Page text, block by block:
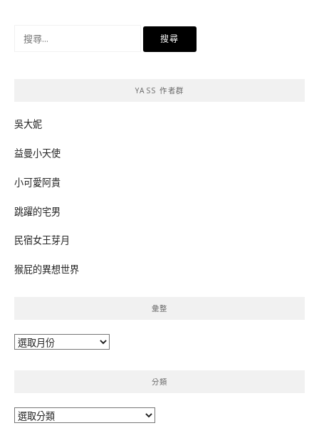
YASS 作者群
吳大妮
益曼小天使
小可愛阿貴
跳躍的宅男
民宿女王芽月
猴屁的異想世界
彙整
彙
分類
分